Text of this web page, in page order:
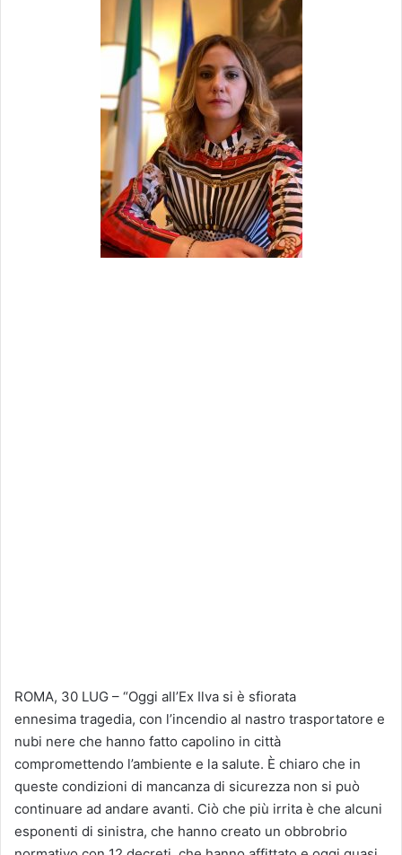
ROMA, 30 LUG – “Oggi all’Ex Ilva si è sfiorata
ennesima tragedia, con l’incendio al nastro trasportatore e
nubi nere che hanno fatto capolino in città
compromettendo l’ambiente e la salute. È chiaro che in
queste condizioni di mancanza di sicurezza non si può
continuare ad andare avanti. Ciò che più irrita è che alcuni
esponenti di sinistra, che hanno creato un obbrobrio